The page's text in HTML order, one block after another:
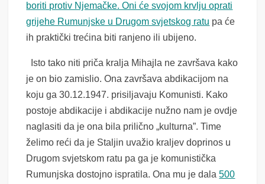
boriti protiv Njemačke. Oni će svojom krvlju oprati
grijehe Rumunjske u Drugom svjetskog ratu pa će
ih praktički trećina biti ranjeno ili ubijeno.
Isto tako niti priča kralja Mihajla ne završava kako
je on bio zamislio. Ona završava abdikacijom na
koju ga 30.12.1947. prisiljavaju Komunisti. Kako
postoje abdikacije i abdikacije nužno nam je ovdje
naglasiti da je ona bila prilično „kulturna”. Time
želimo reći da je Staljin uvažio kraljev doprinos u
Drugom svjetskom ratu pa ga je komunistička
Rumunjska dostojno ispratila. Ona mu je dala500